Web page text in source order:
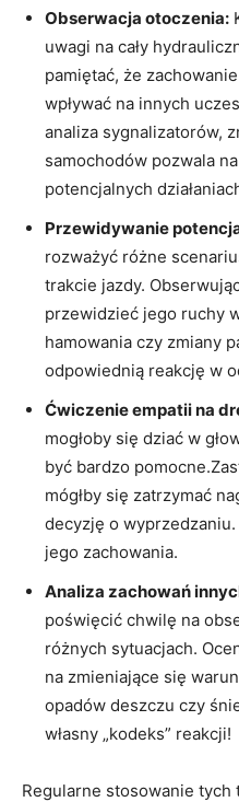
Obserwacja​ otoczenia:
uwagi na cały⁤
pamiętać, że
wpływać na innych
⁢analiza sygnalizatorów,
samochodów pozwala⁢
potencjalnych
Przewidywanie
rozważyć różne
trakcie jazdy.
przewidzieć jego ruchy
⁣hamowania‌ czy zmiany
odpowiednią reakcję​ w
Ćwiczenie ​empatii na​
mogłoby ⁤się dziać w
być bardzo
mógłby⁣ się⁢ zatrzymać
decyzję o
jego zachowania.
Analiza zachowań
⁤poświęcić chwilę na
różnych sytuacjach.
na zmieniające⁤ się
opadów deszczu czy
własny „kodeks” reakcji!
Regularne stosowanie